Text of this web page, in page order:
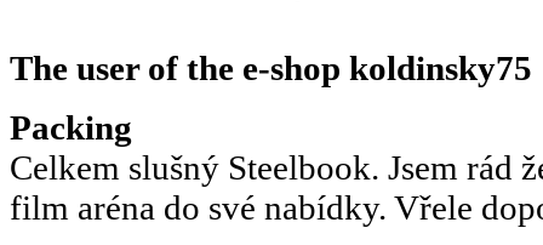
The user of the e-shop koldinsky75
Packing
Celkem slušný Steelbook. Jsem rád
film aréna do své nabídky. Vřele